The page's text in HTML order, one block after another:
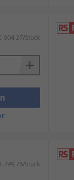
904,27/Stück
Stück